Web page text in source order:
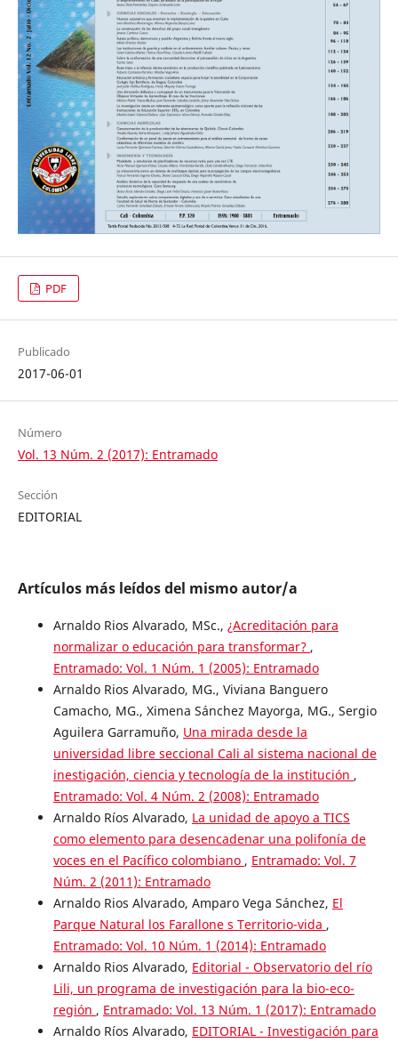
PDF
Publicado
2017-06-01
Número
Vol. 13 Núm. 2 (2017): Entramado
Sección
EDITORIAL
Artículos más leídos del mismo autor/a
Arnaldo Rios Alvarado, MSc., ¿Acreditación para
normalizar o educación para transformar? ,
Entramado: Vol. 1 Núm. 1 (2005): Entramado
Arnaldo Rios Alvarado, MG., Viviana Banguero
Camacho, MG., Ximena Sánchez Mayorga, MG., Sergio
Aguilera Garramuño, Una mirada desde la
universidad libre seccional Cali al sistema nacional de
inestigación, ciencia y tecnología de la institución ,
Entramado: Vol. 4 Núm. 2 (2008): Entramado
Arnaldo Ríos Alvarado, La unidad de apoyo a TICS
como elemento para desencadenar una polifonía de
voces en el Pacífico colombiano , Entramado: Vol. 7
Núm. 2 (2011): Entramado
Arnaldo Rios Alvarado, Amparo Vega Sánchez, El
Parque Natural los Farallone s Territorio-vida ,
Entramado: Vol. 10 Núm. 1 (2014): Entramado
Arnaldo Rios Alvarado, Editorial - Observatorio del río
Lili, un programa de investigación para la bio-eco-
región , Entramado: Vol. 13 Núm. 1 (2017): Entramado
Arnaldo Ríos Alvarado, EDITORIAL - Investigación para